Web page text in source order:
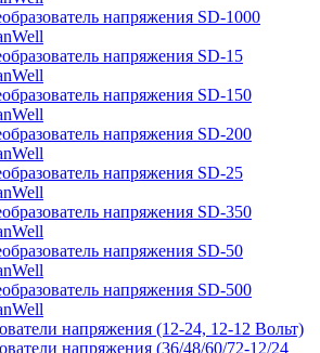
напряжения SD-1000
напряжения SD-15
напряжения SD-150
напряжения SD-200
напряжения SD-25
напряжения SD-350
напряжения SD-50
напряжения SD-500
напряжения (12-24, 12-12 Вольт)
напряжения (36/48/60/72-12/24